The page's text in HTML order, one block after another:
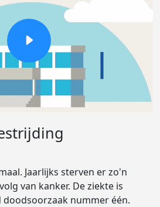
Jaarlijks sterven er zo'n
van kanker. De ziekte is
nummer één.